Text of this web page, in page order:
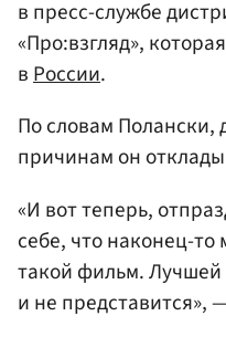
в пресс-службе
«Про:взгляд»,
вРоссии.
По словам Полански,
причинам он
«И вот теперь,
себе, что наконец-то
такой фильм.
и не представится»,